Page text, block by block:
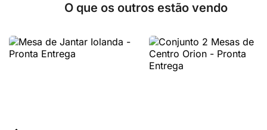
O que os outros estão vendo